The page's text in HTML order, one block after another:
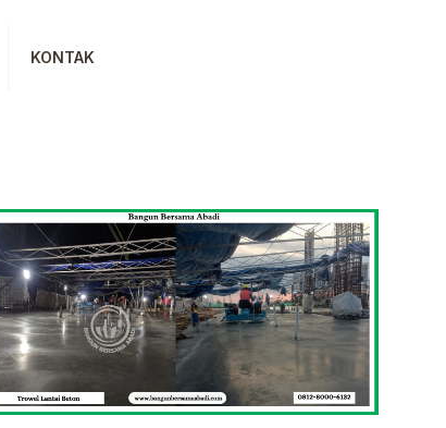
KONTAK